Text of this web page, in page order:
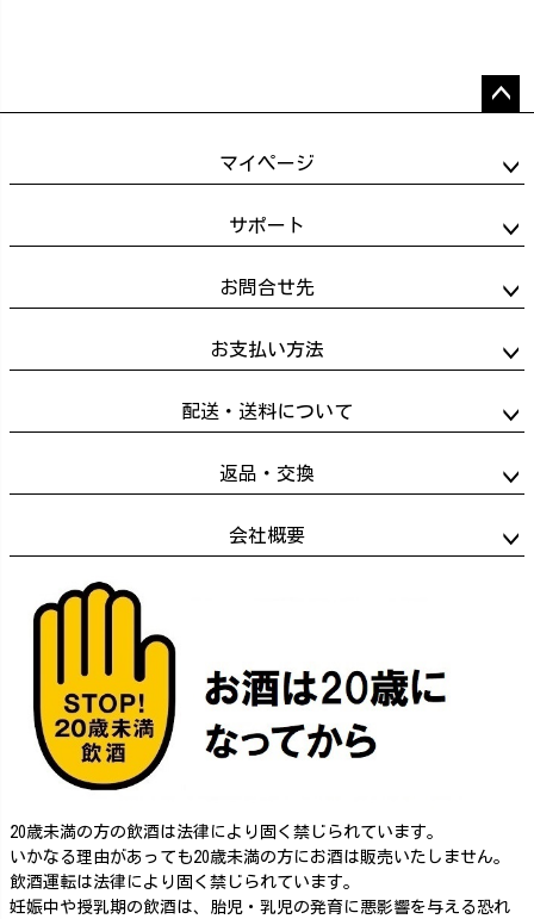
ップ
マイページ
サポート
お問合せ先
お支払い方法
配送・送料について
返品・交換
会社概要
20歳未満の方の飲酒は法律により固く禁じられています。
いかなる理由があっても20歳未満の方にお酒は販売いたしません。
飲酒運転は法律により固く禁じられています。
妊娠中や授乳期の飲酒は、胎児・乳児の発育に悪影響を与える恐れ